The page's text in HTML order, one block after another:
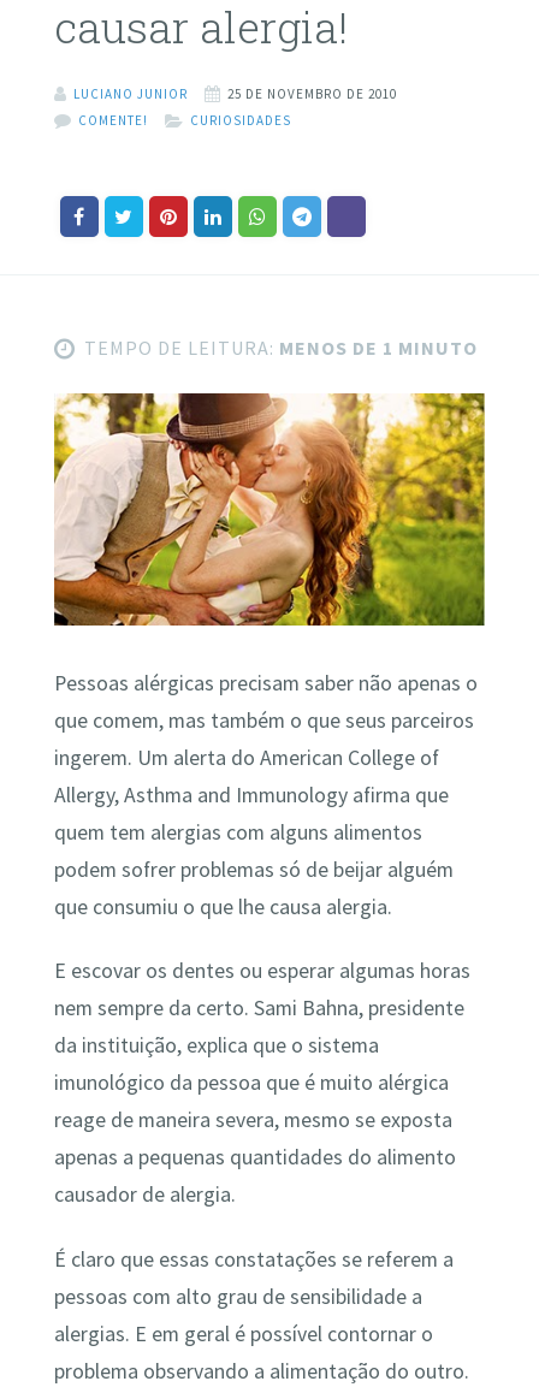
causar alergia!
LUCIANO JUNIOR
25 DE NOVEMBRO DE 2010
COMENTE!
CURIOSIDADES
TEMPO DE LEITURA: MENOS DE 1 MINUTO
Pessoas alérgicas precisam saber não apenas o
que comem, mas também o que seus parceiros
ingerem. Um alerta do American College of
Allergy, Asthma and Immunology afirma que
quem tem alergias com alguns alimentos
podem sofrer problemas só de beijar alguém
que consumiu o que lhe causa alergia.
E escovar os dentes ou esperar algumas horas
nem sempre da certo. Sami Bahna, presidente
da instituição, explica que o sistema
imunológico da pessoa que é muito alérgica
reage de maneira severa, mesmo se exposta
apenas a pequenas quantidades do alimento
causador de alergia.
É claro que essas constatações se referem a
pessoas com alto grau de sensibilidade a
alergias. E em geral é possível contornar o
problema observando a alimentação do outro.